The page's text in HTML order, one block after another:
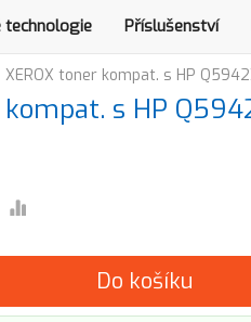
technologie Příslušenství
XEROX toner kompat. s HP
kompat. s HP
Do košíku